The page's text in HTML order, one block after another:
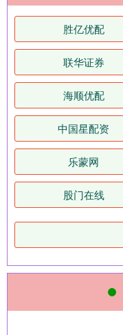
胜亿优配
联华证券
海顺优配
中国星配资
乐蒙网
股门在线